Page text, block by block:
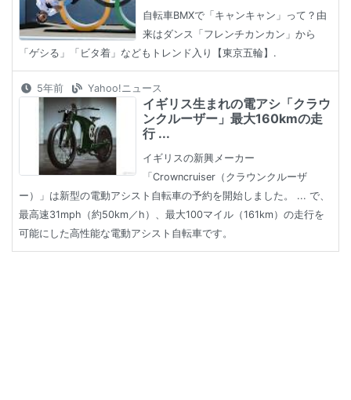
自転車BMXで「キャンキャン」って？由
来はダンス「フレンチカンカン」から
「ゲシる」「ビタ着」などもトレンド入り【東京五輪】.
5年前 Yahoo!ニュース
イギリス生まれの電アシ「クラウ
ンクルーザー」最大160kmの走
行 ...
イギリスの新興メーカー
「Crowncruiser（クラウンクルーザ
ー）」は新型の電動アシスト自転車の予約を開始しました。 ... で、
最高速31mph（約50km／h）、最大100マイル（161km）の走行を
可能にした高性能な電動アシスト自転車です。